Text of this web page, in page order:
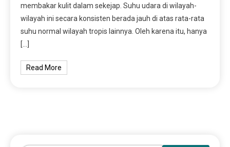
membakar kulit dalam sekejap. Suhu udara di wilayah-
wilayah ini secara konsisten berada jauh di atas rata-rata
suhu normal wilayah tropis lainnya. Oleh karena itu, hanya
[…]
Read More